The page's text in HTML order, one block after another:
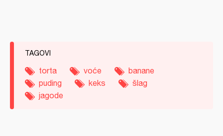
TAGOVI
torta voće
banane
puding
keks
šlag
jagode